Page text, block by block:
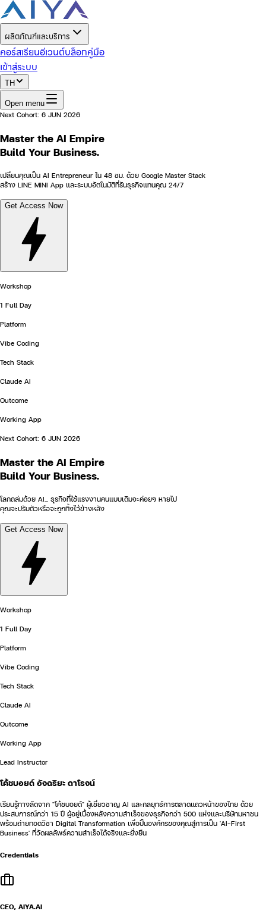
ผลิตภัณฑ์และบริการ
คอร์สเรียนอีเวนต์บล็อกคู่มือ
เข้าสู่ระบบ
TH
Open menu
Next Cohort: 6 JUN 2026
Master the AI Empire
Build Your Business.
เปลี่ยนคุณเป็น AI Entrepreneur ใน 48 ชม. ด้วย Google Master Stack
สร้าง LINE MINI App และระบบอัตโนมัติที่รันธุรกิจแทนคุณ 24/7
Get Access Now
Workshop
1 Full Day
Platform
Vibe Coding
Tech Stack
Claude AI
Outcome
Working App
Next Cohort: 6 JUN 2026
Master the AI Empire
Build Your Business.
โลกถล่มด้วย AI... ธุรกิจที่ใช้แรงงานคนแบบเดิมจะค่อยๆ หายไป
คุณจะปรับตัวหรือจะถูกทิ้งไว้ข้างหลัง
Get Access Now
Workshop
1 Full Day
Platform
Vibe Coding
Tech Stack
Claude AI
Outcome
Working App
Lead Instructor
โค้ชบอยด์ อัจฉริยะ ดาโรจน์
เรียนรู้ทางลัดจาก "โค้ชบอยด์" ผู้เชี่ยวชาญ AI และกลยุทธ์การตลาดแถวหน้าของไทย ด้วย
ประสบการณ์กว่า 15 ปี ผู้อยู่เบื้องหลังความสำเร็จของธุรกิจกว่า 500 แห่งและบริษัทมหาชน
พร้อมถ่ายทอดวิชา Digital Transformation เพื่อปั้นองค์กรของคุณสู่การเป็น 'AI-First
Business' ที่วัดผลลัพธ์ความสำเร็จได้จริงและยั่งยืน
Credentials
CEO, AIYA.AI